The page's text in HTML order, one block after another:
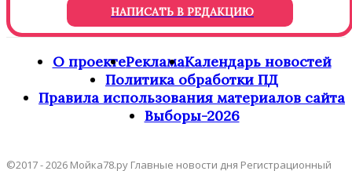
НАПИСАТЬ В РЕДАКЦИЮ
О проектеРекламаКалендарь новостей
Политика обработки ПД
Правила использования материалов сайта
Выборы-2026
©2017 - 2026 Мойка78.ру Главные новости дня Регистрационный